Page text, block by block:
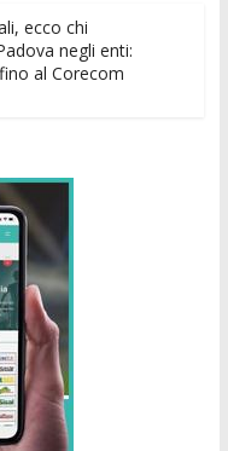
ecco chi
negli enti:
fino al Corecom